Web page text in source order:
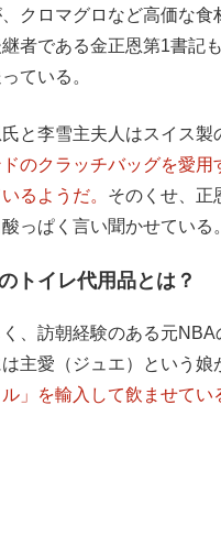
クロマグロなど高価な
者である金正恩第1書記
ている。
と李雪主夫人はスイス製
のクラッチバッグを愛
るようだ。 そのくせ、正
っぱく言い聞かせている。
トイレ代用品とは？
、訪朝経験のある元
主愛（ジュエ）という娘
」を輸入して飲ませてい